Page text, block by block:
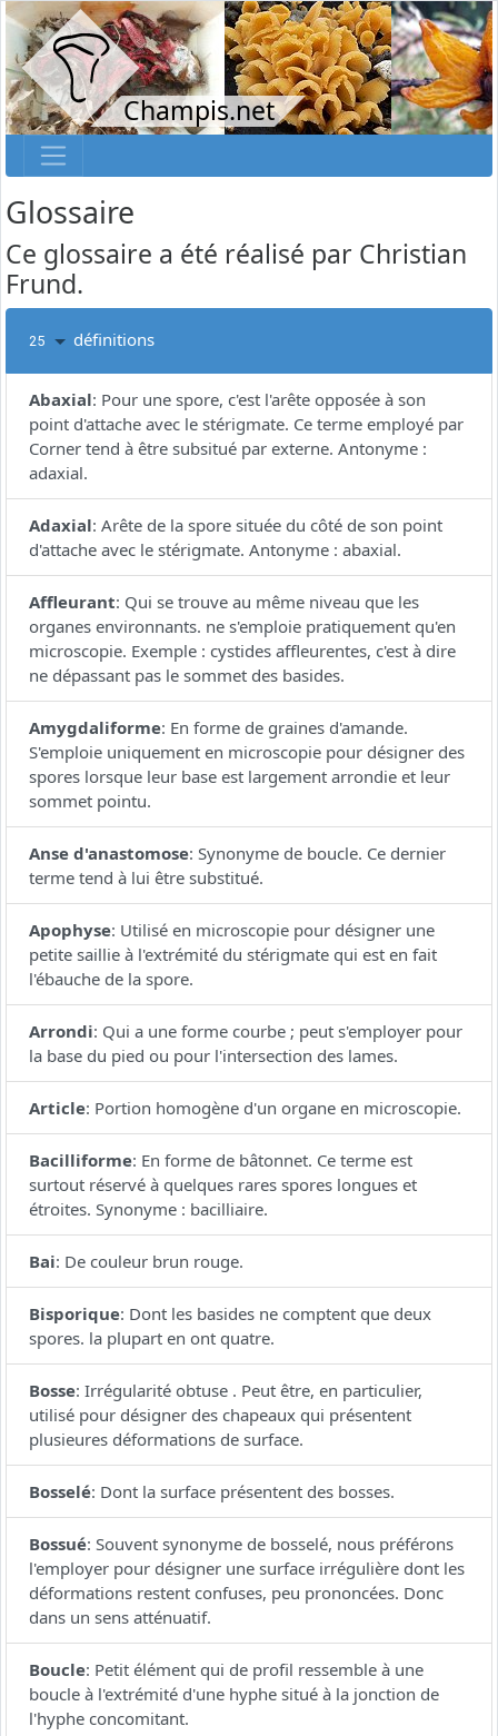
Champis.net
Glossaire
Ce glossaire a été réalisé par Christian
Frund.
25 définitions
Abaxial: Pour une spore, c'est l'arête opposée à son
point d'attache avec le stérigmate. Ce terme employé par
Corner tend à être subsitué par externe. Antonyme :
adaxial.
Adaxial: Arête de la spore située du côté de son point
d'attache avec le stérigmate. Antonyme : abaxial.
Affleurant: Qui se trouve au même niveau que les
organes environnants. ne s'emploie pratiquement qu'en
microscopie. Exemple : cystides affleurentes, c'est à dire
ne dépassant pas le sommet des basides.
Amygdaliforme: En forme de graines d'amande.
S'emploie uniquement en microscopie pour désigner des
spores lorsque leur base est largement arrondie et leur
sommet pointu.
Anse d'anastomose: Synonyme de boucle. Ce dernier
terme tend à lui être substitué.
Apophyse: Utilisé en microscopie pour désigner une
petite saillie à l'extrémité du stérigmate qui est en fait
l'ébauche de la spore.
Arrondi: Qui a une forme courbe ; peut s'employer pour
la base du pied ou pour l'intersection des lames.
Article: Portion homogène d'un organe en microscopie.
Bacilliforme: En forme de bâtonnet. Ce terme est
surtout réservé à quelques rares spores longues et
étroites. Synonyme : bacilliaire.
Bai: De couleur brun rouge.
Bisporique: Dont les basides ne comptent que deux
spores. la plupart en ont quatre.
Bosse: Irrégularité obtuse . Peut être, en particulier,
utilisé pour désigner des chapeaux qui présentent
plusieures déformations de surface.
Bosselé: Dont la surface présentent des bosses.
Bossué: Souvent synonyme de bosselé, nous préférons
l'employer pour désigner une surface irrégulière dont les
déformations restent confuses, peu prononcées. Donc
dans un sens atténuatif.
Boucle: Petit élément qui de profil ressemble à une
boucle à l'extrémité d'une hyphe situé à la jonction de
l'hyphe concomitant.